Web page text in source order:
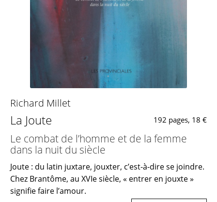
Richard Millet
La Joute 192 pages, 18 €
Le combat de l’homme et de la femme
dans la nuit du siècle
Joute : du latin juxtare, jouxter, c’est-à-dire se joindre.
Chez Brantôme, au XVIe siècle, « entrer en jouxte »
signifie faire l’amour.